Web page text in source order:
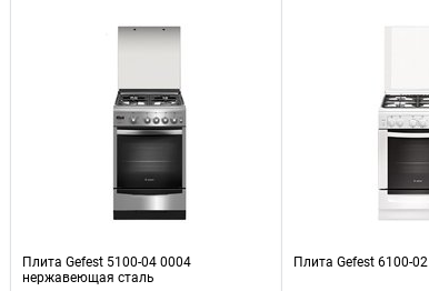
Плита Gefest 5100-04 0004
нержавеющая сталь
Плита Gefest 6100-02